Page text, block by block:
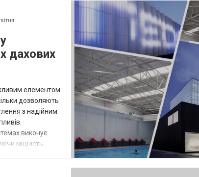
материалов
дахових
елементом
дозволяють
з надійним
виконує
міцність